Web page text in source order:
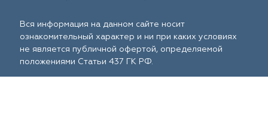
Вся информация на данном сайте носит
ознакомительный характер и ни при каких условиях
не является публичной офертой, определяемой
положениями Статьи 437 ГК РФ.